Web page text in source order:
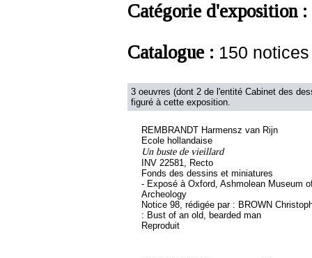
Catégorie d'exposition :
Catalogue : 150
3 oeuvres (dont 2 de l'entité Cabinet des
figuré à cette exposition.
REMBRANDT Harmensz van Rijn
Ecole hollandaise
Un buste de vieillard
INV 22581, Recto
Fonds des dessins et miniatures
- Exposé à Oxford, Ashmolean Museum
Archeology
Notice 98, rédigée par : BROWN
: Bust of an old, bearded man
Reproduit